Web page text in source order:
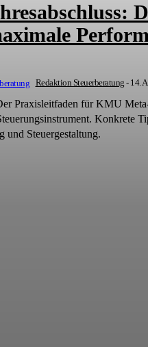
Redaktion Steuerberatung - 14.
Praxisleitfaden für KMU
Konkrete
und Steuergestaltung.